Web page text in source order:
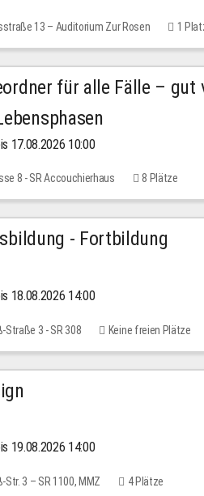
13 – Auditorium Zur Rosen 1
für alle Fälle –
17.08.2026 10:00
8 - SR Accouchierhaus 8 Plätze
- Fortbildung
18.08.2026 14:00
Straße 3 - SR 308 Keine freien Plätze
19.08.2026 14:00
Str. 3 – SR 1100, MMZ 4 Plätze